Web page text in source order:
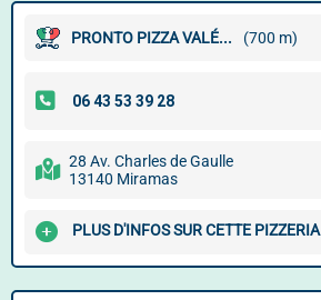
PRONTO PIZZA VALÉ... (700 m)
28 Av. Charles de Gaulle
13140 Miramas
PLUS D'INFOS SUR CETTE PIZZERIA